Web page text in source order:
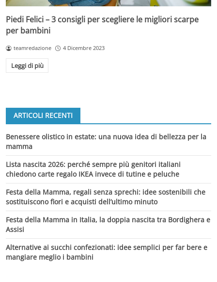
Piedi Felici – 3 consigli per scegliere le migliori scarpe
per bambini
teamredazione 4 Dicembre 2023
Leggi di più
ARTICOLI RECENTI
Benessere olistico in estate: una nuova idea di bellezza per la
mamma
Lista nascita 2026: perché sempre più genitori italiani
chiedono carte regalo IKEA invece di tutine e peluche
Festa della Mamma, regali senza sprechi: idee sostenibili che
sostituiscono fiori e acquisti dell’ultimo minuto
Festa della Mamma in Italia, la doppia nascita tra Bordighera e
Assisi
Alternative ai succhi confezionati: idee semplici per far bere e
mangiare meglio i bambini